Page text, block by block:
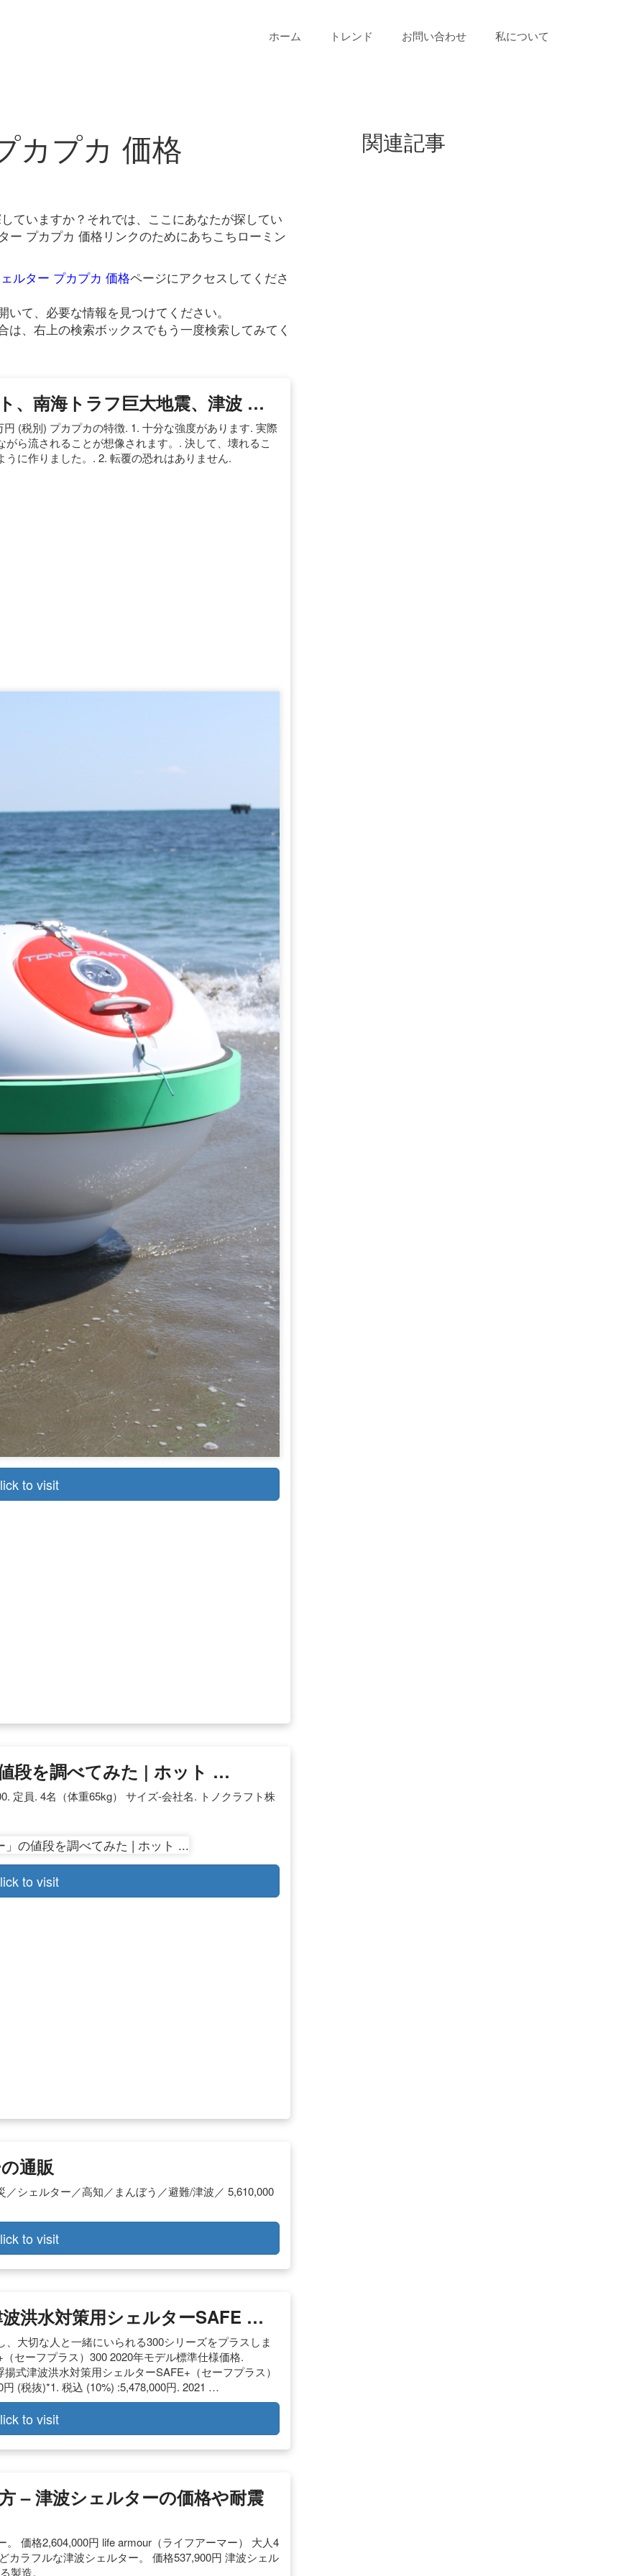
ホーム トレンド お問い合わせ 私について
カプカ 価格
ていますか？それでは、ここにあなたが探してい
ー プカプカ 価格リンクのためにあちこちローミン
ルター プカプカ 価格ページにアクセスしてくださ
て、必要な情報を見つけてください。
は、右上の検索ボックスでもう一度検索してみてく
、南海トラフ巨大地震、津波 …
(税別) プカプカの特徴. 1. 十分な強度があります. 実際
ら流されることが想像されます。. 決して、壊れるこ
に作りました。. 2. 転覆の恐れはありません.
to visit
段を調べてみた | ホット …
定員. 4名（体重65kg） サイズ-会社名. トノクラフト株
to visit
通販
シェルター／高知／まんぼう／避難/津波／ 5,610,000
to visit
洪水対策用シェルターSAFE …
大切な人と一緒にいられる300シリーズをプラスしま
セーフプラス）300 2020年モデル標準仕様価格.
式津波洪水対策用シェルターSAFE+（セーフプラス）
(税抜)*1. 税込 (10%) :5,478,000円. 2021 …
to visit
– 津波シェルターの価格や耐震
価格2,604,000円 life armour（ライフアーマー） 大人4
カラフルな津波シェルター。 価格537,900円 津波シェル
製造。
関連記事